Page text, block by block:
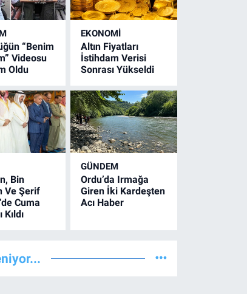
“Benim
Videosu
Oldu
EKONOMİ
Altın Fiyatları
İstihdam Verisi
Sonrası Yükseldi
Bin
Ve Şerif
Cuma
Kıldı
GÜNDEM
Ordu’da Irmağa
Giren İki Kardeşten
Acı Haber